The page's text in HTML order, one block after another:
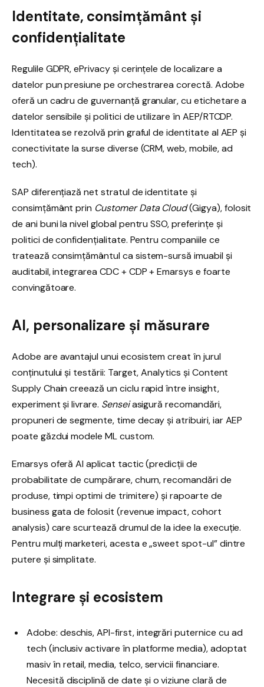
Identitate, consimțământ și
confidențialitate
Regulile GDPR, ePrivacy și cerințele de localizare a
datelor pun presiune pe orchestrarea corectă. Adobe
oferă un cadru de guvernanță granular, cu etichetare a
datelor sensibile și politici de utilizare în AEP/RTCDP.
Identitatea se rezolvă prin graful de identitate al AEP și
conectivitate la surse diverse (CRM, web, mobile, ad
tech).
SAP diferențiază net stratul de identitate și
consimțământ prin Customer Data Cloud(Gigya), folosit
de ani buni la nivel global pentru SSO, preferințe și
politici de confidențialitate. Pentru companiile ce
tratează consimțământul ca sistem-sursă imuabil și
auditabil, integrarea CDC + CDP + Emarsys e foarte
convingătoare.
AI, personalizare și măsurare
Adobe are avantajul unui ecosistem creat în jurul
conținutului și testării: Target, Analytics și Content
Supply Chain creează un ciclu rapid între insight,
experiment și livrare. Senseiasigură recomandări,
propuneri de segmente, time decay și atribuiri, iar AEP
poate găzdui modele ML custom.
Emarsys oferă AI aplicat tactic (predicții de
probabilitate de cumpărare, churn, recomandări de
produse, timpi optimi de trimitere) și rapoarte de
business gata de folosit (revenue impact, cohort
analysis) care scurtează drumul de la idee la execuție.
Pentru mulți marketeri, acesta e „sweet spot-ul” dintre
putere și simplitate.
Integrare și ecosistem
Adobe: deschis, API-first, integrări puternice cu ad
tech (inclusiv activare în platforme media), adoptat
masiv în retail, media, telco, servicii financiare.
Necesită disciplină de date și o viziune clară de